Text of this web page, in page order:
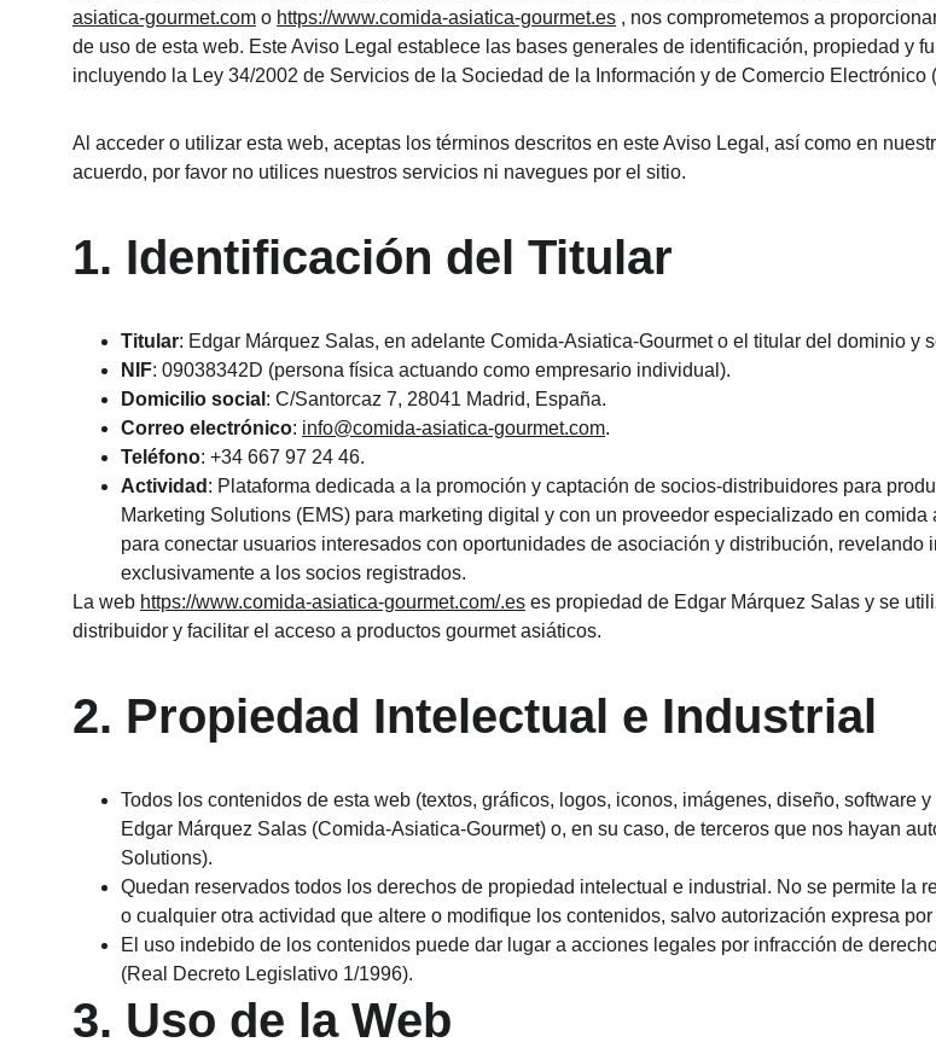
asiatica-gourmet.com o https://www.comida-asiatica-gourmet.es , nos comprometemos a
de uso de esta web. Este Aviso Legal establece las bases generales de identificación, propiedad y
incluyendo la Ley 34/2002 de Servicios de la Sociedad de la Información y de Comercio Electrónico
Al acceder o utilizar esta web, aceptas los términos descritos en este Aviso Legal, así como en
acuerdo, por favor no utilices nuestros servicios ni navegues por el sitio.
1. Identificación del Titular
Titular: Edgar Márquez Salas, en adelante Comida-Asiatica-Gourmet o el titular del dominio y
NIF: 09038342D (persona física actuando como empresario individual).
Domicilio social : C/Santorcaz 7, 28041 Madrid, España.
Correo electrónico: info@comida-asiatica-gourmet.com.
Teléfono: +34 667 97 24 46.
Actividad : Plataforma dedicada a la promoción y captación de socios-distribuidores para
Marketing Solutions (EMS) para marketing digital y con un proveedor especializado en
para conectar usuarios interesados con oportunidades de asociación y distribución,
exclusivamente a los socios registrados.
La web https://www.comida-asiatica-gourmet.com/.es es propiedad de Edgar Márquez Salas y se
distribuidor y facilitar el acceso a productos gourmet asiáticos.
2. Propiedad Intelectual e Industrial
Todos los contenidos de esta web (textos, gráficos, logos, iconos, imágenes, diseño,
Edgar Márquez Salas (Comida-Asiatica-Gourmet) o, en su caso, de terceros que nos hayan
Solutions).
Quedan reservados todos los derechos de propiedad intelectual e industrial. No se permite la
o cualquier otra actividad que altere o modifique los contenidos, salvo autorización expresa
El uso indebido de los contenidos puede dar lugar a acciones legales por infracción de
(Real Decreto Legislativo 1/1996).
3. Uso de la Web